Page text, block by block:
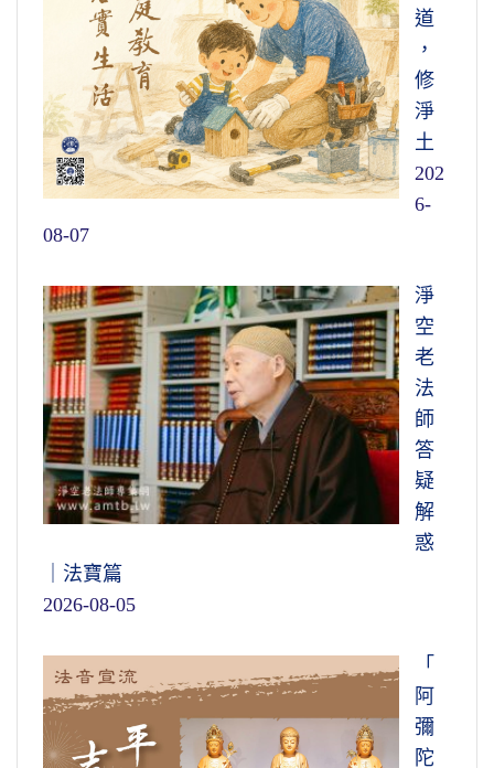
道
，
修
淨
土
202
6-
08-07
淨
空
老
法
師
答
疑
解
惑
｜法寶篇
2026-08-05
「
阿
彌
陀